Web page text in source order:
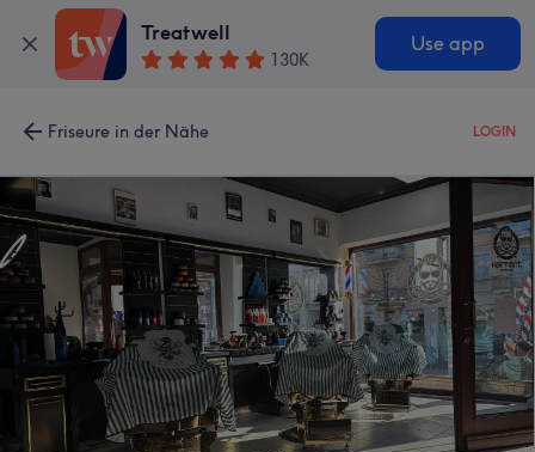
Treatwell
130K
Use app
Friseure in der Nähe LOGIN